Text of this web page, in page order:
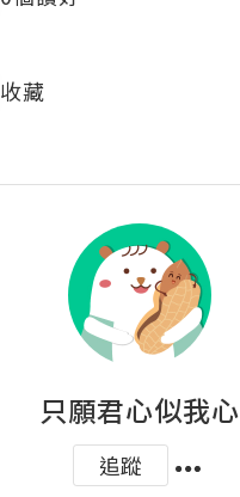
收藏
只願君心似我心
追蹤